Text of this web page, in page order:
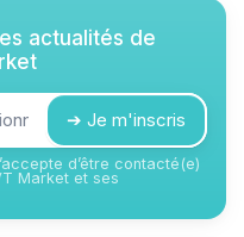
actualités de
➔ Je m'inscris
d’être contacté(e)
Market et ses